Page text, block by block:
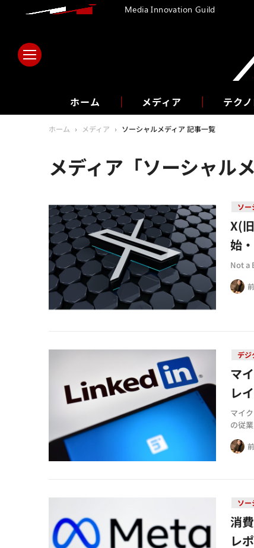
ホーム メディア テク
ホーム › メディア › ソーシャルメディア 記事一覧
メディア「ソーシャル
ソー
X(
始
Not a
デジ
マ
レ
マイ
の従
ソー
消
レ
Media Innovation Guild